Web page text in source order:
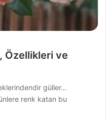
Özellikleri ve
güller…
renk katan bu